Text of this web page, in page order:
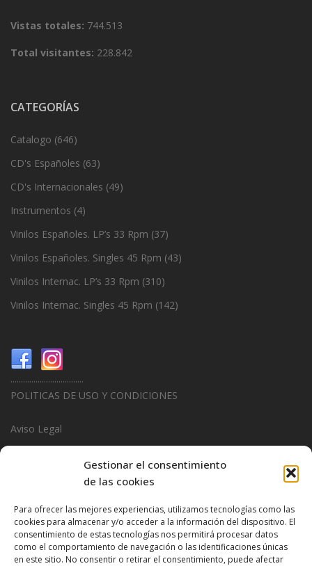
Gestionar el consentimiento
de las cookies
Para ofrecer las mejores experiencias, utilizamos tecnologías como las
cookies para almacenar y/o acceder a la información del dispositivo. El
consentimiento de estas tecnologías nos permitirá procesar datos
como el comportamiento de navegación o las identificaciones únicas
en este sitio. No consentir o retirar el consentimiento, puede afectar
Vistas totales: 744.513
Total visitantes: 228.842
CATEGORÍAS
Catalogo (646)
CD's Españoles (63)
CD's Internacionales (49)
Instrumentos (4)
Vinilos Españoles. LP’s 33 Rpm (37)
Vinilos Españoles. Singles 45 Rpm (43)
Vinilos Internac. LP’s 33 Rpm (310)
Vinilos Internac. Singles 45 Rpm (142)
...................................
POLITICAS DE USO Y CONDICIONES
Aviso Legal
Politica de Privacidad
...................................
Design & Promotions ByHitred.com